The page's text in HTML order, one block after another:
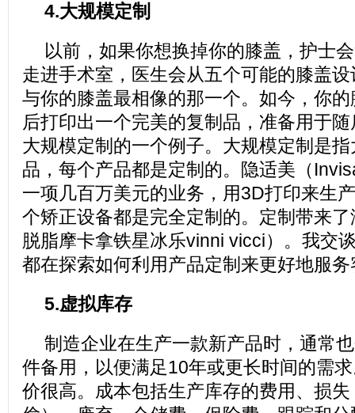
4.大规模定制
以前，如果你想换掉你的膝盖，护士
走进手术室，医生会从五个可能的膝盖
与你的膝盖最相像的那一个。如今，你
后打印出一个完美的复制品，准备用于
大规模定制的一个例子。大规模定制是
品，每个产品都是定制的。隐适美（
一项几百万美元的业务，用3D打印来生
个矫正设备都是完全定制的。定制带来
脱脂摩卡拿铁星冰乐vinni vicci）。我交
都在探索如何利用产品定制来更好地服
5.虚拟库存
制造企业在生产一款新产品时，通常
件备用，以便满足10年或更长时间的需
价很高。成本包括生产库存的费用、损